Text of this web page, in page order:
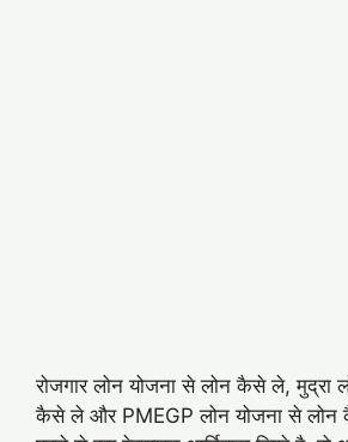
रोजगार लोन योजना से लोन कैसे ले, मुद्रा
कैसे ले और PMEGP लोन योजना से लोन